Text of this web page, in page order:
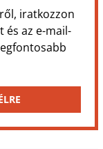
iratkozzon
és az e-mail-